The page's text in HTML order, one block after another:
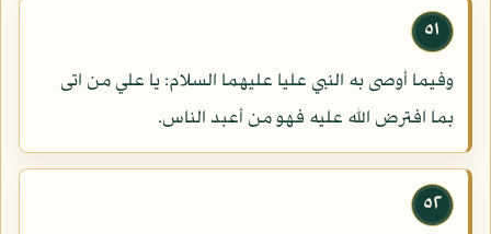
٥١
وفيما أوصى به النبي عليا عليهما السلام: يا علي من اتى
بما افترض الله عليه فهو من أعبد الناس.
٥٢